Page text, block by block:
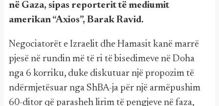
në Gaza, sipas reporterit të mediumit
amerikan “Axios”, Barak Ravid.
Negociatorët e Izraelit dhe Hamasit kanë marrë
pjesë në rundin më të ri të bisedimeve në Doha
nga 6 korriku, duke diskutuar një propozim të
ndërmjetësuar nga ShBA-ja për një armëpushim
60-ditor që parasheh lirim të pengjeve në faza,